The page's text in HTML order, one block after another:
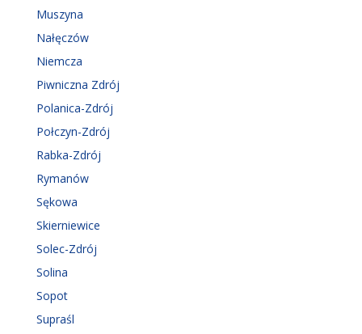
Muszyna
Nałęczów
Niemcza
Piwniczna Zdrój
Polanica-Zdrój
Połczyn-Zdrój
Rabka-Zdrój
Rymanów
Sękowa
Skierniewice
Solec-Zdrój
Solina
Sopot
Supraśl